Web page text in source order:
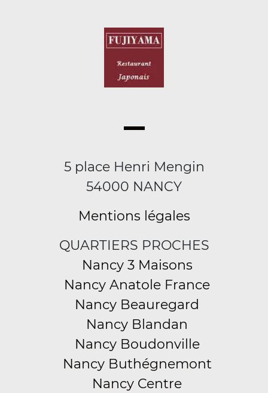
5 place Henri Mengin
54000 NANCY
Mentions légales
QUARTIERS PROCHES
Nancy 3 Maisons
Nancy Anatole France
Nancy Beauregard
Nancy Blandan
Nancy Boudonville
Nancy Buthégnemont
Nancy Centre